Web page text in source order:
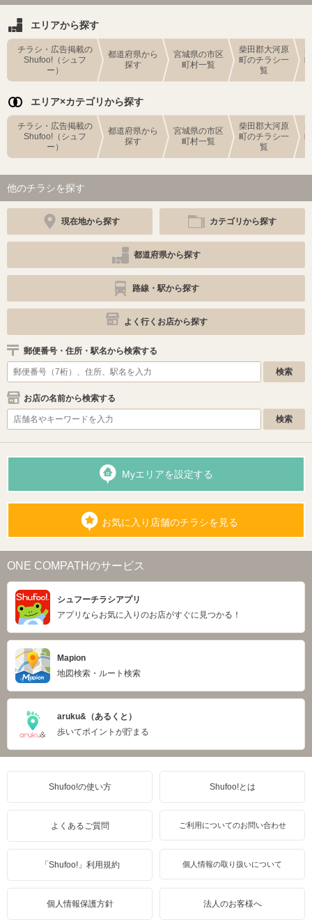
エリアから探す
チラシ・広告掲載の
Shufoo!（シュフ
ー）
都道府県から
探す
宮城県の市区
町村一覧
柴田郡大河原
町のチラシ一
覧
エリア×カテゴリから探す
チラシ・広告掲載の
Shufoo!（シュフ
ー）
都道府県から
探す
宮城県の市区
町村一覧
柴田郡大河原
町のチラシ一
覧
他のチラシを探す
現在地から探す カテゴリから探す
都道府県から探す
路線・駅から探す
よく行くお店から探す
郵便番号・住所・駅名から検索する
お店の名前から検索する
Myエリアを設定する
お気に入り店舗のチラシを見る
ONE COMPATHのサービス
シュフーチラシアプリ
アプリならお気に入りのお店がすぐに見つかる！
Mapion
地図検索・ルート検索
aruku&（あるくと）
歩いてポイントが貯まる
Shufoo!の使い方 Shufoo!とは
よくあるご質問 ご利用についてのお問い合わせ
「Shufoo!」利用規約 個人情報の取り扱いについて
個人情報保護方針 法人のお客様へ